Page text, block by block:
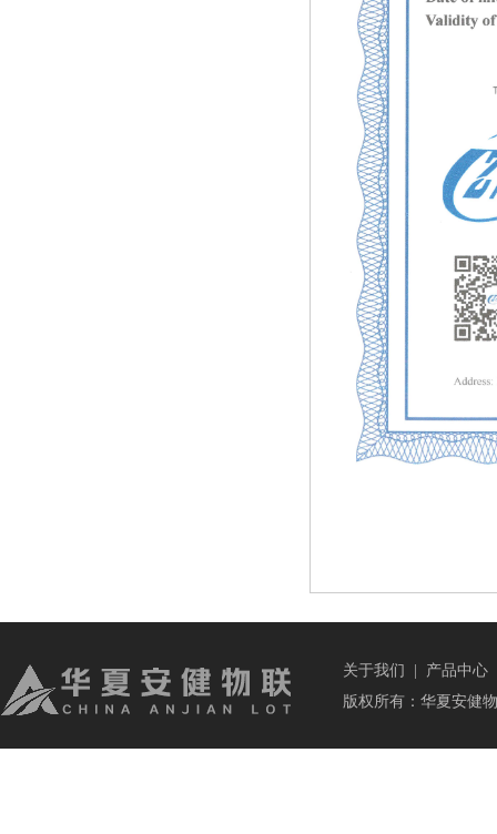
关于我们 产品中心
版权所有：华夏安健